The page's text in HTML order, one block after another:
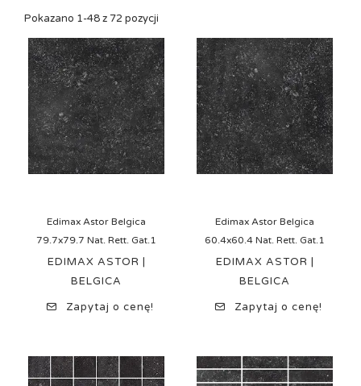
Pokazano 1-48 z 72 pozycji
Edimax Astor Belgica
79.7x79.7 Nat. Rett. Gat.1
EDIMAX ASTOR |
BELGICA
Zapytaj o cenę!
Edimax Astor Belgica
60.4x60.4 Nat. Rett. Gat.1
EDIMAX ASTOR |
BELGICA
Zapytaj o cenę!